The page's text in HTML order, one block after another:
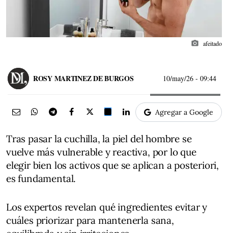
photo_camera afeitado
ROSY MARTINEZ DE BURGOS 10/may/26 - 09:44
Agregar a Google
Tras pasar la cuchilla, la piel del hombre se
vuelve más vulnerable y reactiva, por lo que
elegir bien los activos que se aplican a posteriori,
es fundamental.
Los expertos revelan qué ingredientes evitar y
cuáles priorizar para mantenerla sana,